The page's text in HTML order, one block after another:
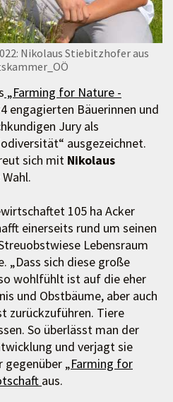
Nikolaus Stiebitzhofer aus
„Farming for Nature -
engagierten Bäuerinnen und
Jury als
ausgezeichnet.
sich mit Nikolaus
105 ha Acker
einerseits rund um seinen
Lebensraum
„Dass sich diese große
wohlfühlt ist auf die eher
und Obstbäume, aber auch
zurückzuführen. Tiere
So überlässt man der
und verjagt sie
„Farming for
aus.